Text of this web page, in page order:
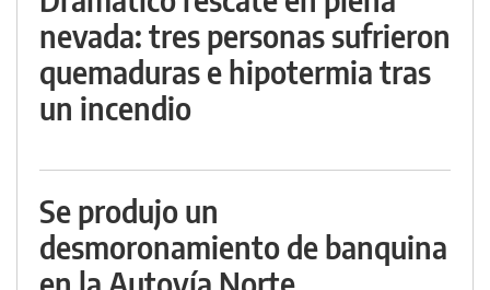
nevada: tres personas sufrieron
quemaduras e hipotermia tras
un incendio
Se produjo un
desmoronamiento de banquina